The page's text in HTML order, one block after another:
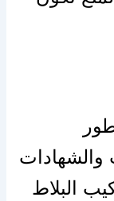
والشهادات
البلاط